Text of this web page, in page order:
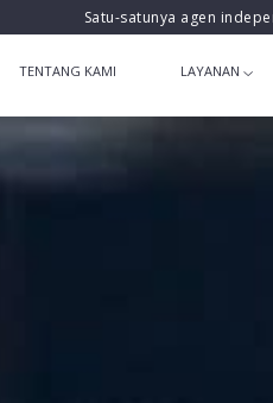
Satu-satunya agen
TENTANG KAMI LAYANAN